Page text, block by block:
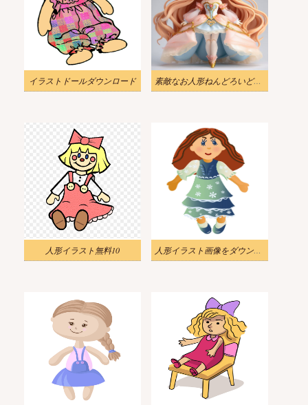
イラストドールダウンロード 素敵なお人形ねんどろいどイラスト
人形イラスト無料10 人形イラスト画像をダウンロード